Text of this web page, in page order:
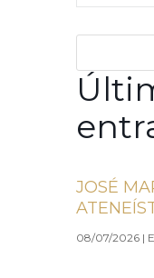
JOSÉ
08/07/2026 |